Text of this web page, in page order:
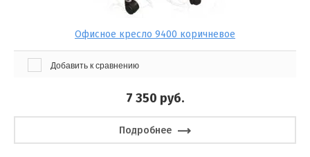
Офисное кресло 9400 коричневое
Добавить к сравнению
7 350 руб.
Подробнее